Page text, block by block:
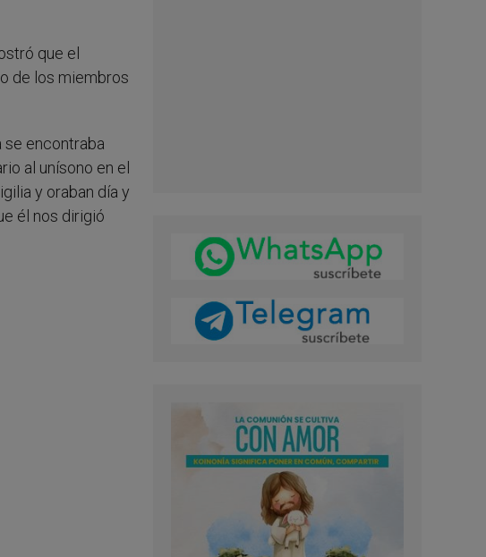
que el
de los miembros
se encontraba
al unísono en el
y oraban día y
él nos dirigió